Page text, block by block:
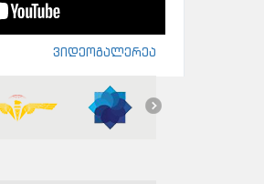
ვიდეოგალერეა